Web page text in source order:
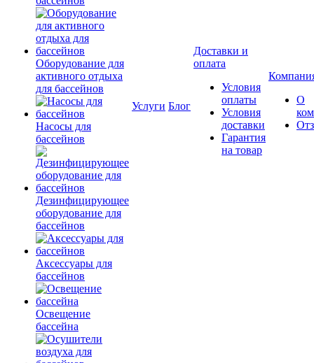
Оборудование для
активного отдыха
для бассейнов
Насосы для
бассейнов
Дезинфицирующее
оборудование для
бассейнов
Аксессуары для
бассейнов
Освещение
бассейна
Услуги Блог
Доставки и
оплата
Условия
оплаты
Условия
доставки
Гарантия
на товар
О